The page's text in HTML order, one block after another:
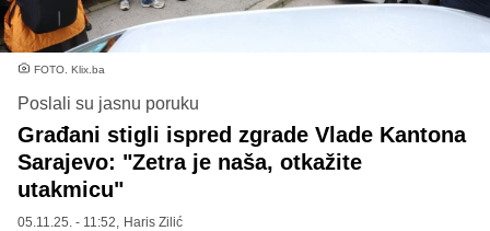
FOTO. Klix.ba
Poslali su jasnu poruku
Građani stigli ispred zgrade Vlade Kantona
Sarajevo: "Zetra je naša, otkažite
utakmicu"
05.11.25. - 11:52, Haris Zilić